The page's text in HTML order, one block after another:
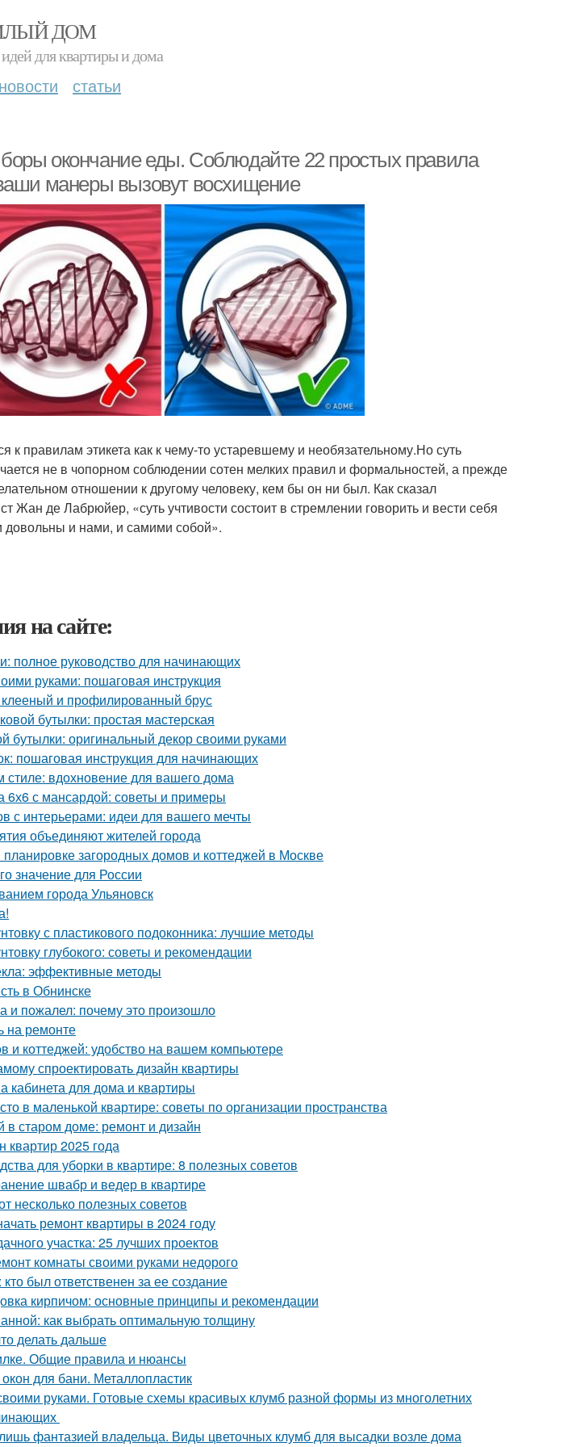
ДОМ
для квартиры и дома
новости статьи
окончание еды. Соблюдайте 22 простых правила
ваши манеры вызовут восхищение
к правилам этикета как к чему-то устаревшему и необязательному.Но суть
не в чопорном соблюдении сотен мелких правил и формальностей, а прежде
отношении к другому человеку, кем бы он ни был. Как сказал
Жан де Лабрюйер, «суть учтивости состоит в стремлении говорить и вести себя
и нами, и самими собой».
на сайте:
полное руководство для начинающих
руками: пошаговая инструкция
и профилированный брус
бутылки: простая мастерская
бутылки: оригинальный декор своими руками
пошаговая инструкция для начинающих
стиле: вдохновение для вашего дома
6х6 с мансардой: советы и примеры
с интерьерами: идеи для вашего мечты
объединяют жителей города
загородных домов и коттеджей в Москве
значение для России
города Ульяновск
с пластикового подоконника: лучшие методы
глубокого: советы и рекомендации
эффективные методы
в Обнинске
и пожалел: почему это произошло
на ремонте
и коттеджей: удобство на вашем компьютере
спроектировать дизайн квартиры
для дома и квартиры
в маленькой квартире: советы по организации пространства
старом доме: ремонт и дизайн
квартир 2025 года
для уборки в квартире: 8 полезных советов
швабр и ведер в квартире
несколько полезных советов
ремонт квартиры в 2024 году
участка: 25 лучших проектов
комнаты своими руками недорого
был ответственен за ее создание
кирпичом: основные принципы и рекомендации
как выбрать оптимальную толщину
делать дальше
Общие правила и нюансы
для бани. Металлопластик
руками. Готовые схемы красивых клумб разной формы из многолетних
фантазией владельца. Виды цветочных клумб для высадки возле дома